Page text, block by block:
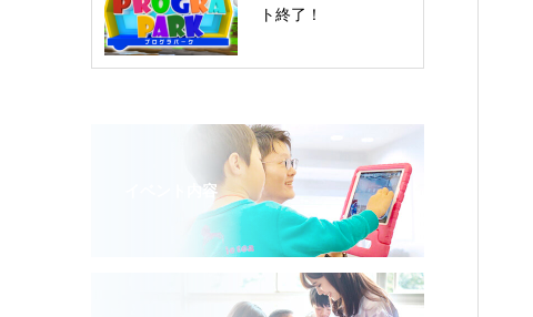
ト終了！
イベント内容